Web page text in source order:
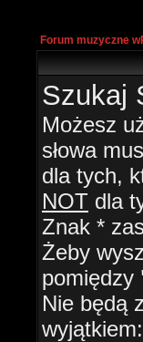
Forum muzyczne
Szukaj
Możesz
słowa
dla tych,
NOT dla
Znak *
Żeby
pomiędzy
Nie będą
wyjątkiem: